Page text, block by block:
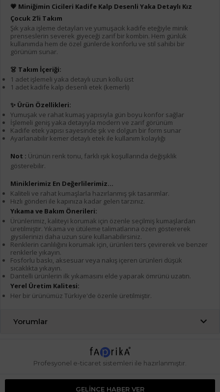
GELINCE HABER VER
💗 Miniğimin Cicileri Kadife Kalp Desenli Yaka Detaylı Kız
Çocuk 2’li Takım
Şık yaka işleme detayları ve yumuşacık kadife eteğiyle minik
prenseslerin severek giyeceği zarif bir kombin. Hem günlük
kullanımda hem de özel günlerde konforlu ve stil sahibi bir
görünüm sunar.
👗 Takım İçeriği:
1 adet işlemeli yaka detaylı uzun kollu üst
1 adet kadife kalp desenli etek (kemerli)
✨ Ürün Özellikleri:
Yumuşak ve rahat kumaş yapısıyla gün boyu konfor sağlar
İşlemeli geniş yaka detayıyla modern ve zarif görünüm
Kadife etek yapısı sayesinde şık ve dolgun bir form sunar
Ayarlanabilir kemer detaylı etek ile kullanım kolaylığı
Not : Ürünün renk tonu, farklı ışık koşullarında değişiklik
gösterebilir.
Miniklerimiz En Değerlilerimiz...
Kaliteli ve rahat kumaşlarla hazırlanmış şık tasarımlar.
Hızlı gönderi ile kapınıza kadar gelen tarzınız.
Yıkama ve Bakım Önerileri:
Ürünlerimiz, kaliteyi korumak için özenle seçilmiş kumaşlardan
üretilmiştir. Yıkama ve ütüleme talimatlarına özen göstererek
giysilerinizi daha uzun süre kullanabilirsiniz.
Renklerin canlılığını korumak için, ürünleri ters çevirerek ve benzer
renklerle yıkayın.
Fosforlu baskı, aksesuar veya nakış içeren ürünleri düşük
sıcaklıkta yıkayın.
Dantelli ürünlerin ilk yıkamasını elde yaparak ömrünü uzatın.
Yerel Üretim Kalitesi:
Her bir ürünümüz Türkiye'de özenle üretilmiştir.
Yorumlar
Profesyonel e-ticaret sistemleri ile hazırlanmıştır.